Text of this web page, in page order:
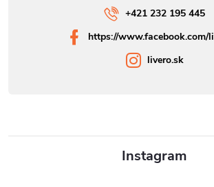
Instagram
+421 232 195 445
https://www.facebook.com/
livero.sk